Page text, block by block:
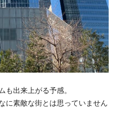
も出来上がる予感。
に素敵な街とは思っていません